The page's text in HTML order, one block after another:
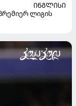
ᲘᲜᲒᲚᲘᲡᲘ
ლიგის